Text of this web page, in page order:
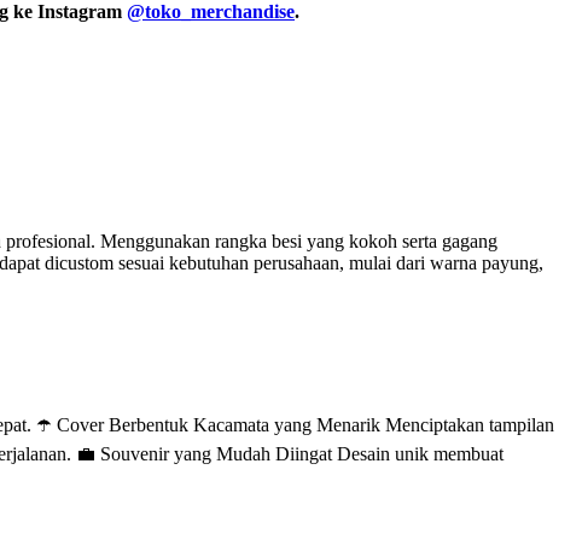
ke Instagram @toko_merchandise.
Menggunakan rangka besi yang kokoh serta gagang
dicustom sesuai kebutuhan perusahaan, mulai dari warna payung,
☂️ Cover Berbentuk Kacamata yang Menarik Menciptakan tampilan
💼 Souvenir yang Mudah Diingat Desain unik membuat